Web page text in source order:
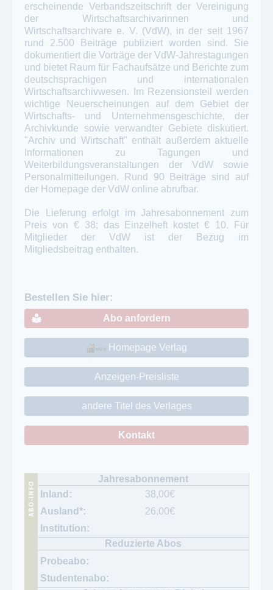
erscheinende Verbandszeitschrift der Vereinigung
der Wirtschaftsarchivarinnen und
Wirtschaftsarchivare e. V. (VdW), in der seit 1967
rund 2.500 Beiträge publiziert worden sind. Sie
dokumentiert die Vorträge der VdW-Jahrestagungen
und bietet Raum für Fachaufsätze und Berichte zum
deutschsprachigen und internationalen
Wirtschaftsarchivwesen. Im Rezensionsteil werden
wichtige Neuerscheinungen auf dem Gebiet der
Wirtschafts- und Unternehmensgeschichte, der
Archivkunde sowie verwandter Gebiete diskutiert.
"Archiv und Wirtschaft" enthält außerdem aktuelle
Informationen zu Tagungen und
Weiterbildungsveranstaltungen der VdW sowie
Personalmitteilungen. Rund 90 Beiträge sind auf
der Homepage der VdW online abrufbar.
Die Lieferung erfolgt im Jahresabonnement zum
Preis von € 38; das Einzelheft kostet € 10. Für
Mitglieder der VdW ist der Bezug im
Mitgliedsbeitrag enthalten.
Bestellen Sie hier:
Abo anfordern
Homepage Verlag
Anzeigen-Preisliste
andere Titel des Verlages
Kontakt
38,00€
26,00€